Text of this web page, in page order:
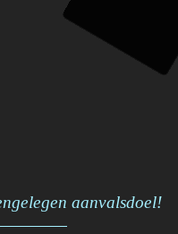
aanvalsdoel!